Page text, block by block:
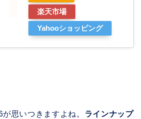
楽天市場
Yahooショッピング
思いつきますよね。 ラインナップ